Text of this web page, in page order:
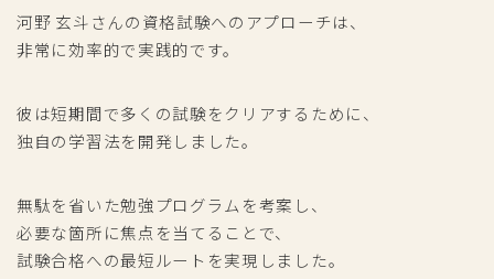
河野 玄斗さんの資格試験へのアプローチは、
非常に効率的で実践的です。
彼は短期間で多くの試験をクリアするために、
独自の学習法を開発しました。
無駄を省いた勉強プログラムを考案し、
必要な箇所に焦点を当てることで、
試験合格への最短ルートを実現しました。